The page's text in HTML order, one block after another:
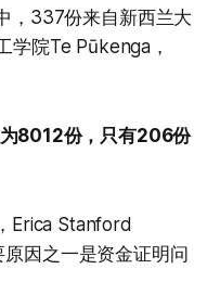
，337份来自新西兰大
学院Te Pūkenga，
8012份，只有206份
Erica Stanford
因之一是资金证明问